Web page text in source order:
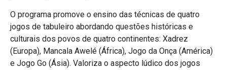
O programa promove o ensino das técnicas de quatro
jogos de tabuleiro abordando questões históricas e
culturais dos povos de quatro continentes: Xadrez
(Europa), Mancala Awelé (África), Jogo da Onça (América)
e Jogo Go (Ásia). Valoriza o aspecto lúdico dos jogos